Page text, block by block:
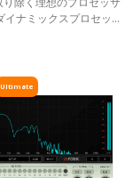
イナミックスプロセッサ
ヒス、
Ultimate